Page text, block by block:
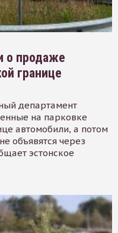
о продаже
границе
департамент
на парковке
автомобили, а потом
объявятся через
эстонское